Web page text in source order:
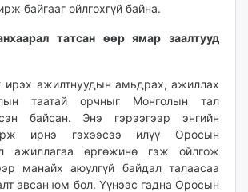
байгааг ойлгохгүй байна.
татсан өөр ямар заалтууд
ирэх ажилтнуудын амьдрах, ажиллах
таатай орчныг Монголын тал
байсан. Энэ гэрээгээр энгийн
ирнэ гэхээсээ илүү Оросын
ажиллагаа өргөжинө гэж ойлгож
манайх аюулгүй байдал талаасаа
авсан юм бол. Үүнээс гадна Оросын